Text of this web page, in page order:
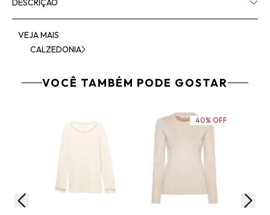
DESCRIÇÃO
VEJA MAIS
CALZEDONIA
VOCÊ TAMBÉM PODE GOSTAR
ADICIONAR AO CARRINHO
40% OFF